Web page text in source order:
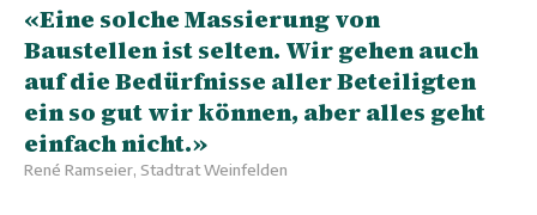
«Eine solche Massierung von
Baustellen ist selten. Wir gehen auch
auf die Bedürfnisse aller Beteiligten
ein so gut wir können, aber alles geht
einfach nicht.»
René Ramseier, Stadtrat Weinfelden